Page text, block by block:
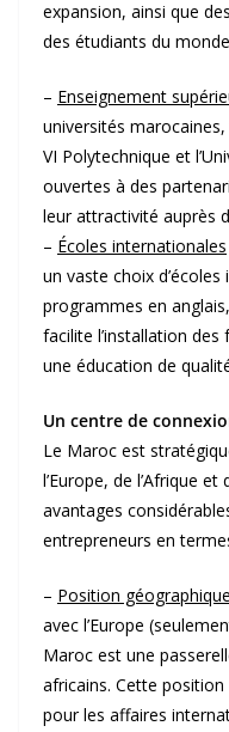
expansion, ainsi que
des étudiants du
– Enseignement
universités
VI Polytechnique et
ouvertes à des
leur attractivité auprès
– Écoles internationales
un vaste choix
programmes en
facilite l’installation
une éducation de
Un centre de
Le Maroc est
l’Europe, de l’Afrique
avantages
entrepreneurs en
– Position
avec l’Europe
Maroc est une
africains. Cette
pour les affaires